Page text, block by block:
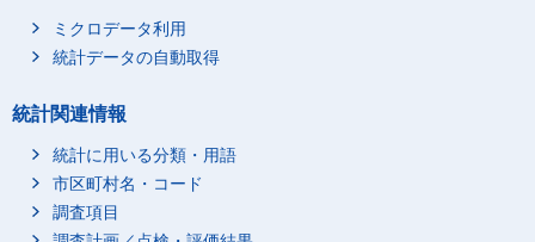
ミクロデータ利用
統計データの自動取得
統計関連情報
統計に用いる分類・用語
市区町村名・コード
調査項目